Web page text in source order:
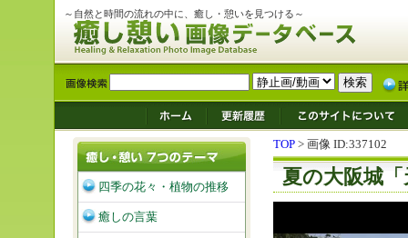
～自然と時間の流れの中に、癒し・憩いを見つける～
TOP > 画像 ID:337102
夏の大阪城
四季の花々・植物の推移
癒しの言葉